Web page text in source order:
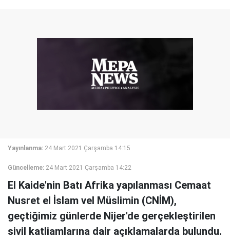
Yayınlanma: 24 Mart 2021 Çarşamba 14:15
Güncelleme: 24 Mart 2021 Çarşamba 14:22
El Kaide'nin Batı Afrika yapılanması Cemaat
Nusret el İslam vel Müslimin (CNİM),
geçtiğimiz günlerde Nijer'de gerçekleştirilen
sivil katliamlarına dair açıklamalarda bulundu.